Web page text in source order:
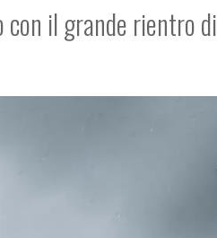
con il grande rientro di